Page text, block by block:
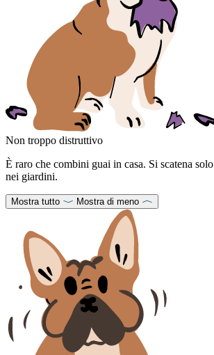
Non troppo distruttivo
È raro che combini guai in casa. Si scatena solo
nei giardini.
Mostra tutto Mostra di meno